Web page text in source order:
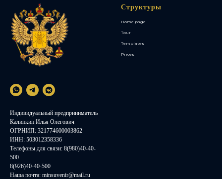
Индивидуальный предприниматель
Калинкин Илья Олегович
ОГРНИП: 321774600003862
ИНН: 503012358336
Телефоны для связи: 8(980)40-40-
500
8(926)40-40-500
Наша почта: minsuvenir@mail.ru
Структуры
Home page
Tour
Templates
Prices